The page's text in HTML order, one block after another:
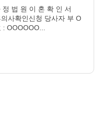
법 원 이 혼 확 인 서
사확인신청 당사자 부 O
OOOOOO...